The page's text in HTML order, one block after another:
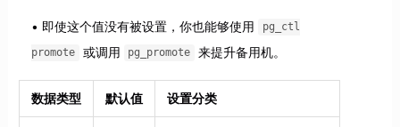
即使这个值没有被设置，你也能够使用 pg_ctl
promote 或调用 pg_promote 来提升备用机。
数据类型 默认值 设置分类